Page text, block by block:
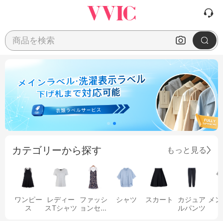
商品を検索
カテゴリーから探す もっと見る
ワンピー
ス
レディー
スTシャツ
ファッシ
ョンセッ
シャツ スカート
カジュア
ルパンツ
メ